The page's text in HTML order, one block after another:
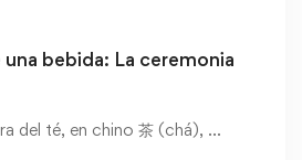
bebida: La ceremonia
del té, en chino 茶 (chá), …